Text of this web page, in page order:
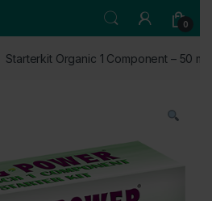
0
Starterkit Organic 1 Component – 50 ml